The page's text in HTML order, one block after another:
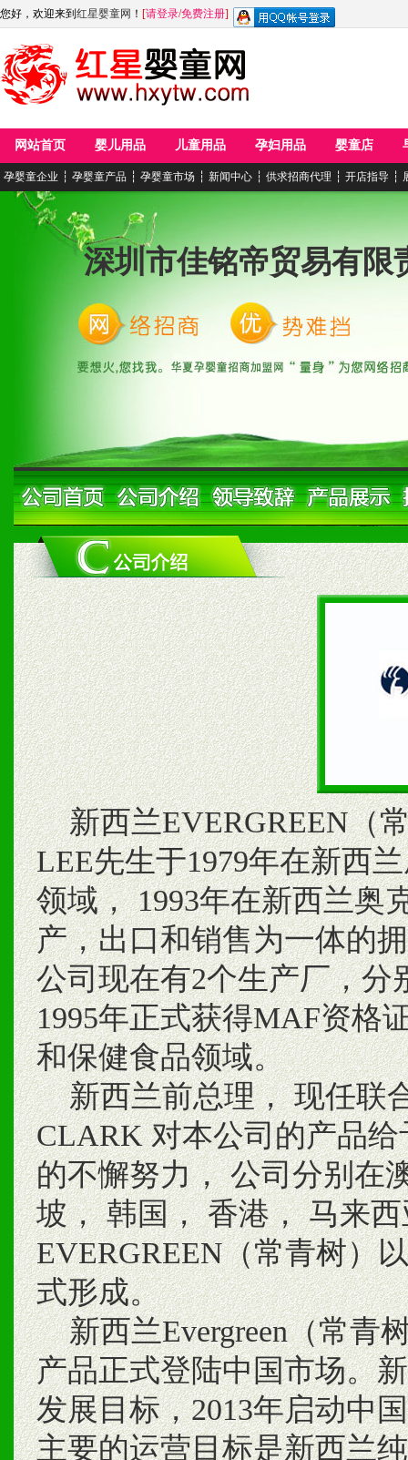
您好，欢迎来到 红星婴童网 ！ [请登录/免费注册]
网站首页 婴儿用品 儿童用品 孕妇用品 婴童店
孕婴童企业 ┆ 孕婴童产品 ┆ 孕婴童市场 ┆ 新闻中心 ┆ 供求招商代理 ┆ 开店指导 ┆
深圳市佳铭帝贸易有限
新西兰EVERGREEN（
LEE先生于1979年在新西
领域， 1993年在新西兰奥
产，出口和销售为一体的
公司现在有2个生产厂，
1995年正式获得MAF资格
和保健食品领域。
新西兰前总理， 现任联
CLARK 对本公司的产品
的不懈努力， 公司分别在
坡， 韩国， 香港， 马来
EVERGREEN（常青树）
式形成。
新西兰Evergreen（常青
产品正式登陆中国市场。
发展目标，2013年启动中
主要的运营目标是新西兰